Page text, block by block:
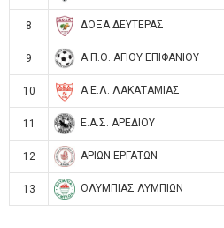
8 ΔΟΞΑ ΔΕΥΤΕΡΑΣ
9 Α.Π.Ο. ΑΓΙΟΥ ΕΠΙΦΑΝΙΟΥ
10 Α.Ε.Λ. ΛΑΚΑΤΑΜΙΑΣ
11 Ε.Α.Σ. ΑΡΕΔΙΟΥ
12 ΑΡΙΩΝ ΕΡΓΑΤΩΝ
13 ΟΛΥΜΠΙΑΣ ΛΥΜΠΙΩΝ